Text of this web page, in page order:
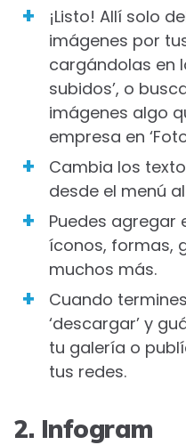
¡Listo! Allí solo
imágenes por
cargándolas en
subidos’, o
imágenes algo
empresa en
Cambia los
desde el menú
Puedes agregar
íconos, formas,
muchos más.
Cuando
‘descargar’ y
tu galería o
tus redes.
2. Infogram